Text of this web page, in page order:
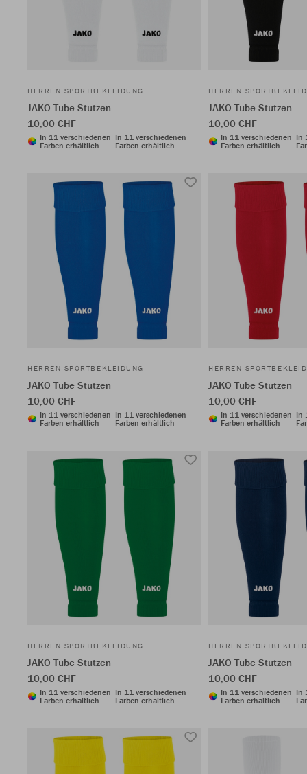
HERREN SPORTBEKLEIDUNG
JAKO Tube Stutzen
10,00 CHF
In 11 verschiedenen
Farben erhältlich
In 11 verschiedenen
Farben erhältlich
HERREN
JAKO Tube Stutzen
10,00 CHF
In 11 verschiedenen
Farben erhältlich
In
HERREN SPORTBEKLEIDUNG
JAKO Tube Stutzen
10,00 CHF
In 11 verschiedenen
Farben erhältlich
In 11 verschiedenen
Farben erhältlich
HERREN
JAKO Tube Stutzen
10,00 CHF
In 11 verschiedenen
Farben erhältlich
In
HERREN SPORTBEKLEIDUNG
JAKO Tube Stutzen
10,00 CHF
In 11 verschiedenen
Farben erhältlich
In 11 verschiedenen
Farben erhältlich
HERREN
JAKO Tube Stutzen
10,00 CHF
In 11 verschiedenen
Farben erhältlich
In